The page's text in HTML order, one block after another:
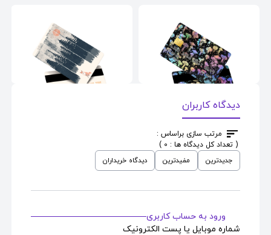
اسکین کارت بانکیطرح
Holographic Mushrooms
قیمت : 735,000 تومان قیمت : 690,000
دیدگاه کاربران
مرتب سازی براساس :
( تعداد کل دیدگاه ها : 0 )
جدیدترین
مفیدترین دیدگاه خریداران
ورود به حساب کاربری
شماره موبایل یا پست الکترونیک